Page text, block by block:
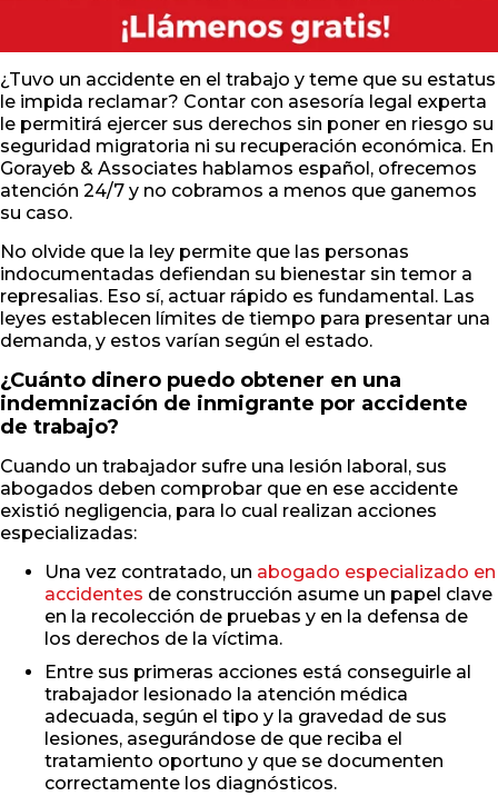
¿Tuvo un accidente en el trabajo y teme que su estatus
le impida reclamar? Contar con asesoría legal experta
le permitirá ejercer sus derechos sin poner en riesgo su
seguridad migratoria ni su recuperación económica. En
Gorayeb & Associates hablamos español, ofrecemos
atención 24/7 y no cobramos a menos que ganemos
su caso.
No olvide que la ley permite que las personas
indocumentadas defiendan su bienestar sin temor a
represalias. Eso sí, actuar rápido es fundamental. Las
leyes establecen límites de tiempo para presentar una
demanda, y estos varían según el estado.
¿Cuánto dinero puedo obtener en una
indemnización de inmigrante por accidente
de trabajo?
Cuando un trabajador sufre una lesión laboral, sus
abogados deben comprobar que en ese accidente
existió negligencia, para lo cual realizan acciones
especializadas:
Una vez contratado, un abogado especializado en
accidentes de construcción asume un papel clave
en la recolección de pruebas y en la defensa de
los derechos de la víctima.
Entre sus primeras acciones está conseguirle al
trabajador lesionado la atención médica
adecuada, según el tipo y la gravedad de sus
lesiones, asegurándose de que reciba el
tratamiento oportuno y que se documenten
correctamente los diagnósticos.